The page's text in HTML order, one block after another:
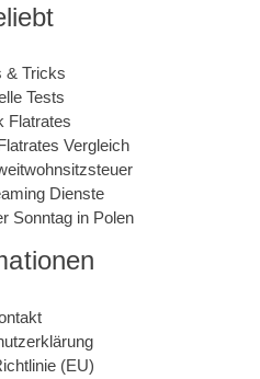
& Tricks
Tests
Flatrates
Vergleich
Dienste
Sonntag in Polen
(EU)